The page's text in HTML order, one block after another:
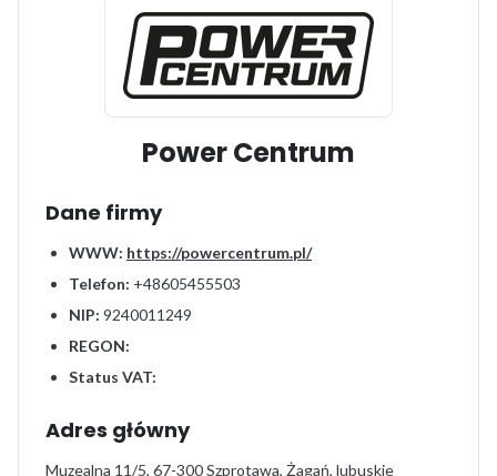
Power Centrum
Dane firmy
WWW: https://powercentrum.pl/
Telefon: +48605455503
NIP: 9240011249
REGON:
Status VAT:
Adres główny
Muzealna 11/5, 67-300 Szprotawa, Żagań, lubuskie